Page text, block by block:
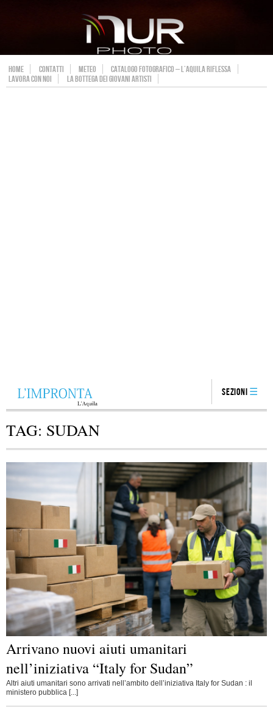
HOME CONTATTI METEO
CATALOGO FOTOGRAFICO – L’AQUILA RIFLESSA
LAVORA CON NOI
LA BOTTEGA DEI GIOVANI ARTISTI
Sezioni
TAG: SUDAN
Arrivano nuovi aiuti umanitari
nell’iniziativa “Italy for Sudan”
Altri aiuti umanitari sono arrivati nell’ambito dell’iniziativa Italy for Sudan : il
ministero pubblica [...]